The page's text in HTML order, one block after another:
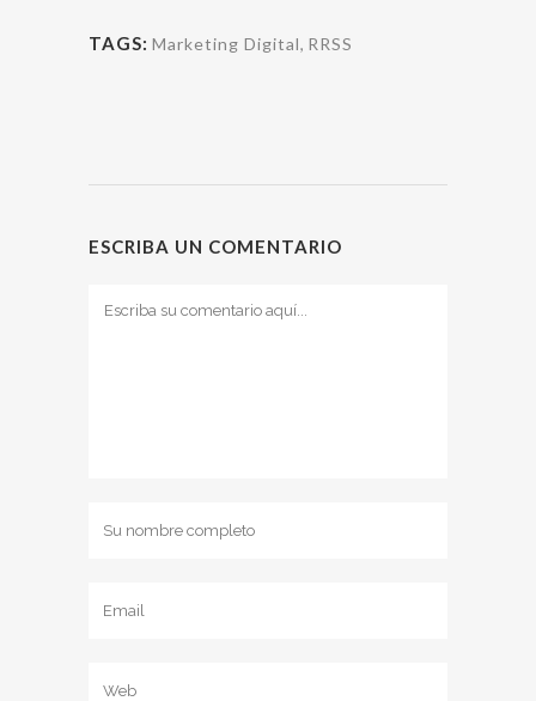
TAGS: Marketing Digital, RRSS
ESCRIBA UN COMENTARIO